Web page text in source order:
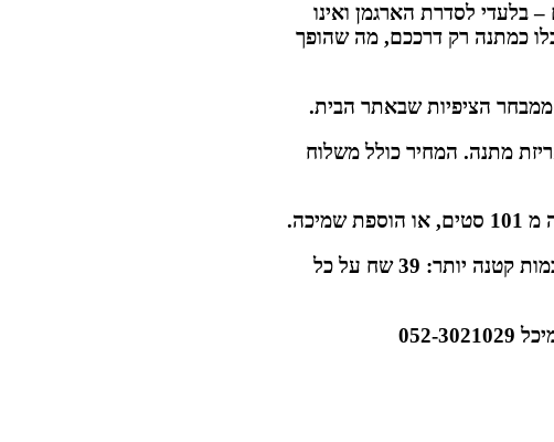
– בלעדי לסדרת הארגמן ואינו
כמתנה רק דרככם, מה שהופך
ממבחר הציפיות שבאתר הבית.
מתנה. המחיר כולל משלוח
תוספת דמי משלוח בהזמנת כמות קטנה יותר: 39 שח על כל